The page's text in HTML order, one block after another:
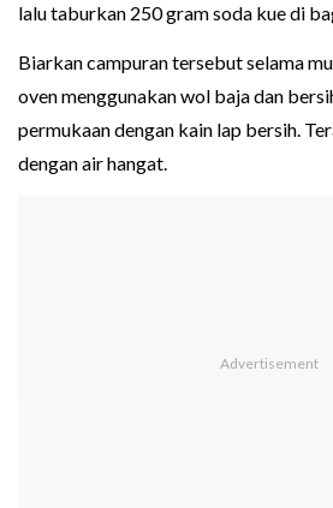
lalu taburkan 250 gram soda kue di
Biarkan campuran tersebut selama
oven menggunakan wol baja dan
permukaan dengan kain lap bersih.
dengan air hangat.